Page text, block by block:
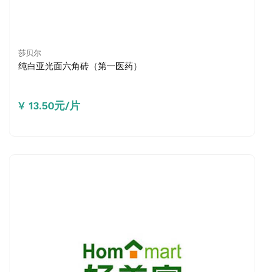
莎贝尔
纯白亚光面六角砖（第一医药）
¥ 13.50元/片